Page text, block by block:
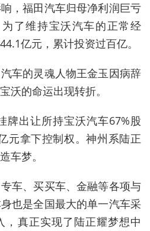
，福田汽车归母净利润巨亏
了维持宝沃汽车的正常经
亿元，累计投资过百亿。
车的灵魂人物王金玉因病辞
沃的命运出现转折。
牌出让所持宝沃汽车67%股
元拿下控制权。神州系陆正
车梦。
车、买买车、金融等各项与
也是全国最大的单一汽车采
，真正实现了陆正耀梦想中